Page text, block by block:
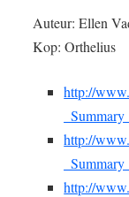
Auteur: Ellen
Kop: Orthelius
http://
http://
http://